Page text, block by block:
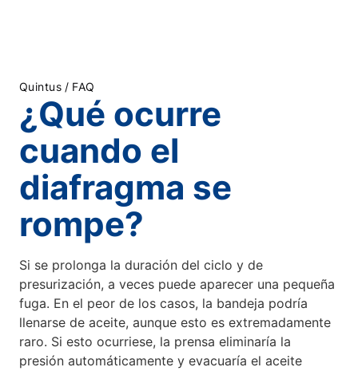
Quintus / FAQ
¿Qué ocurre
cuando el
diafragma se
rompe?
Si se prolonga la duración del ciclo y de
presurización, a veces puede aparecer una pequeña
fuga. En el peor de los casos, la bandeja podría
llenarse de aceite, aunque esto es extremadamente
raro. Si esto ocurriese, la prensa eliminaría la
presión automáticamente y evacuaría el aceite